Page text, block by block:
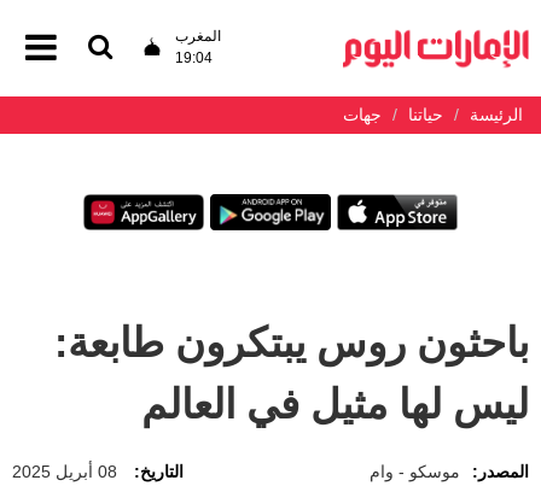
المغرب
19:04
الرئيسة حياتنا جهات
باحثون روس يبتكرون طابعة:
ليس لها مثيل في العالم
المصدر: موسكو - وام التاريخ: 08 أبريل 2025